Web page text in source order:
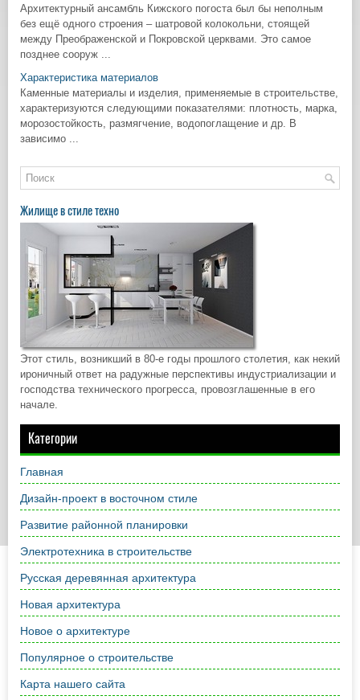
Архитектурный ансамбль Кижского погоста был бы неполным
без ещё одного строения – шатровой колокольни, стоящей
между Преображенской и Покровской церквами. Это самое
позднее сооруж ...
Характеристика материалов
Каменные материалы и изделия, применяемые в строительстве,
характеризуются следующими показателями: плотность, марка,
морозостойкость, размягчение, водопоглащение и др. В
зависимо ...
Жилище в стиле техно
Этот стиль, возникший в 80-е годы прошлого столетия, как некий
ироничный ответ на радужные перспективы индустриализации и
господства технического прогресса, провозглашенные в его
начале.
Категории
Главная
Дизайн-проект в восточном стиле
Развитие районной планировки
Электротехника в строительстве
Русская деревянная архитектура
Новая архитектура
Новое о архитектуре
Популярное о строительстве
Карта нашего сайта